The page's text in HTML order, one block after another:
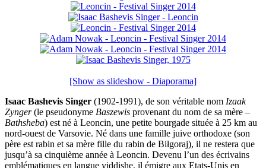
[Show as slideshow - Diaporama]
Isaac Bashevis Singer (1902-1991), de son véritable nom Izaak
Zynger(le pseudonyme Baszewis provenant du nom de sa mère –
Bathsheba) est né à Leoncin, une petite bourgade située à 25 km au
nord-ouest de Varsovie. Né dans une famille juive orthodoxe (son
père est rabin et sa mère fille du rabin de Biłgoraj), il ne restera que
jusqu’à sa cinquième année à Leoncin. Devenu l’un des écrivains
emblématiques en langue yiddishe, il émigre aux Etats-Unis en